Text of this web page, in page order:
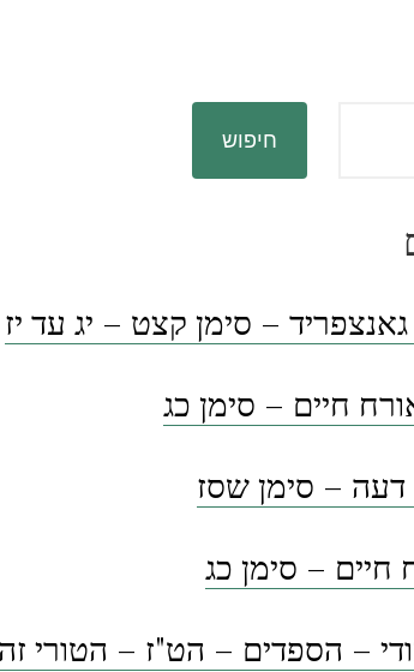
חיפוש
– סימן קצט – יג עד יז
חיים – סימן כג
דעה – סימן שסז
חיים – סימן כג
– הספדים – הט"ז – הטורי